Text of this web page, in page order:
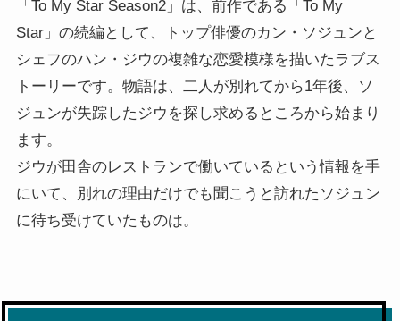
「To My Star Season2」は、前作である「To My
Star」の続編として、トップ俳優のカン・ソジュンと
シェフのハン・ジウの複雑な恋愛模様を描いたラブス
トーリーです。物語は、二人が別れてから1年後、ソ
ジュンが失踪したジウを探し求めるところから始まり
ます。
ジウが田舎のレストランで働いているという情報を手
にいて、別れの理由だけでも聞こうと訪れたソジュン
に待ち受けていたものは。